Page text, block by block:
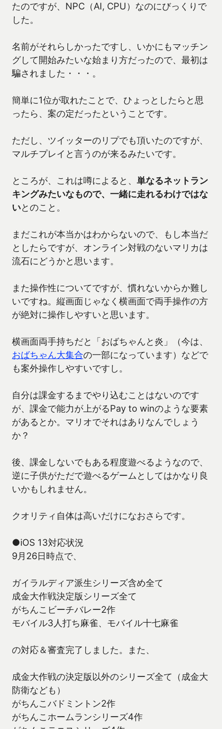
たのですが、NPC（AI, CPU）なのにびっくりで
した。
名前がそれらしかったですし、いかにもマッチン
グして開始みたいな始まり方だったので、最初は
騙されました・・・。
簡単に1位が取れたことで、ひょっとしたらと思
ったら、案の定だったということです。
ただし、ツイッターのリプでも頂いたのですが、
マルチプレイと言うのが来るみたいです。
ところが、これは噂によると、 単なるネットラン
キングみたいなもので、一緒に走れるわけではな
いとのこと。
まだこれが本当かはわからないので、もし本当だ
としたらですが、オンライン対戦のないマリカは
流石にどうかと思います。
また操作性についてですが、慣れないからか難し
いですね。縦画面じゃなく横画面で両手操作の方
が絶対に操作しやすいと思います。
横画面両手持ちだと「おばちゃんと炎」（今は、
おばちゃん大集合の一部になっています）などで
も案外操作しやすいですし。
自分は課金するまでやり込むことはないのです
が、課金で能力が上がるPay to winのような要素
があるとか。マリオでそれはありなんでしょう
か？
後、課金しないでもある程度遊べるようなので、
逆に子供がただで遊べるゲームとしてはかなり良
いかもしれません。
クオリティ自体は高いだけになおさらです。
●iOS 13対応状況
9月26日時点で、
ガイラルディア派生シリーズ含め全て
成金大作戦決定版シリーズ全て
がちんこビーチバレー2作
モバイル3人打ち麻雀、モバイル十七麻雀
の対応＆審査完了しました。また、
成金大作戦の決定版以外のシリーズ全て（成金大
防衛なども）
がちんこバドミントン2作
がちんこホームランシリーズ4作